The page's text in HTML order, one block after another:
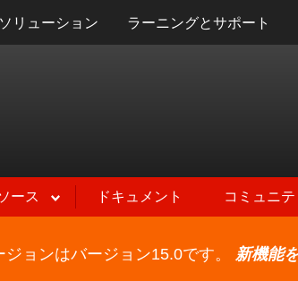
リューション ラーニングとサポート
ース ドキュメント コミュニ
ョンはバージョン15.0です。 新機能